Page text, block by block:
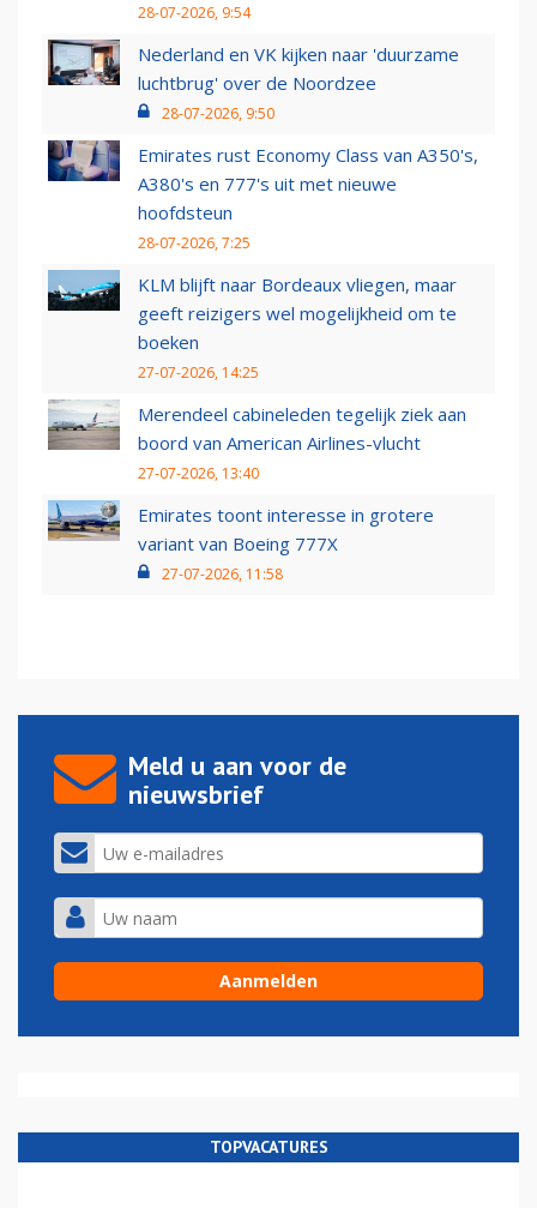
28-07-2026, 9:54
Nederland en VK kijken naar 'duurzame
luchtbrug' over de Noordzee
28-07-2026, 9:50
Emirates rust Economy Class van A350's,
A380's en 777's uit met nieuwe
hoofdsteun
28-07-2026, 7:25
KLM blijft naar Bordeaux vliegen, maar
geeft reizigers wel mogelijkheid om te
boeken
27-07-2026, 14:25
Merendeel cabineleden tegelijk ziek aan
boord van American Airlines-vlucht
27-07-2026, 13:40
Emirates toont interesse in grotere
variant van Boeing 777X
27-07-2026, 11:58
Meld u aan voor de
nieuwsbrief
TOPVACATURES